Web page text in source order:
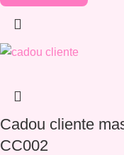
Cadou cliente
CC002